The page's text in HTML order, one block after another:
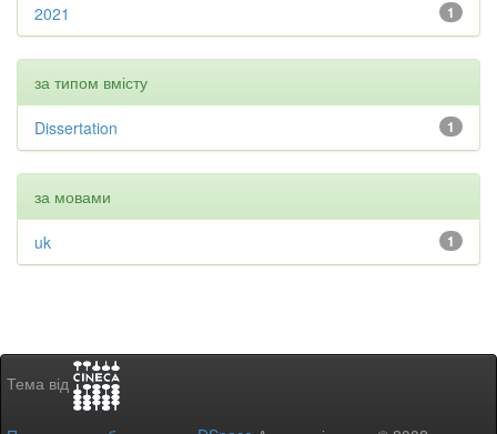
1
2021
за типом вмісту
1
Dissertation
за мовами
1
uk
Тема від